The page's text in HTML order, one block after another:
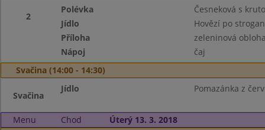
2
Polévka
Česneková s
Jídlo
Hovězí po
Příloha
zeleninová
Nápoj
čaj
Svačina (14:00 - 14:30)
Svačina
Jídlo Pomazánka z
Menu Chod
Úterý 13. 3. 2018